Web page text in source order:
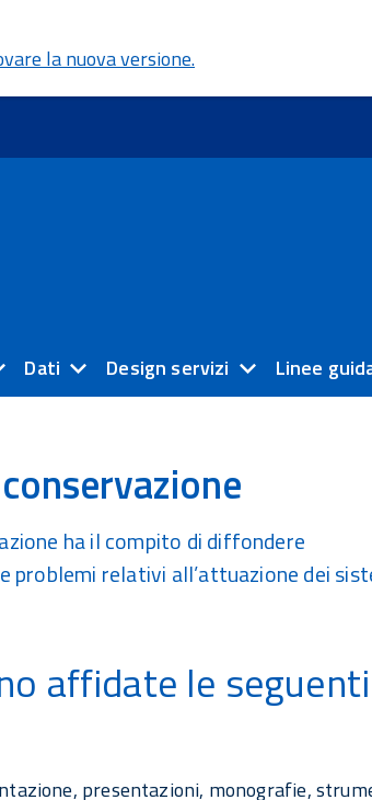
la nuova versione.
Dati Design servizi Linee
ha il compito di diffondere
problemi relativi all’attuazione dei
affidate le seguenti
presentazioni, monografie,